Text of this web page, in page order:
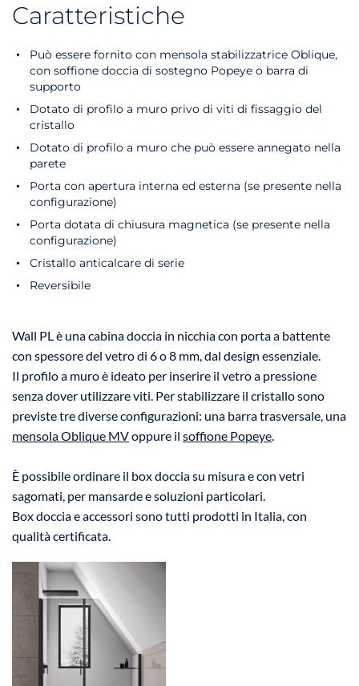
Caratteristiche
Può essere fornito con mensola stabilizzatrice Oblique,
con soffione doccia di sostegno Popeye o barra di
supporto
Dotato di profilo a muro privo di viti di fissaggio del
cristallo
Dotato di profilo a muro che può essere annegato nella
parete
Porta con apertura interna ed esterna (se presente nella
configurazione)
Porta dotata di chiusura magnetica (se presente nella
configurazione)
Cristallo anticalcare di serie
Reversibile
Wall PL è una cabina doccia in nicchia con porta a battente
con spessore del vetro di 6 o 8 mm, dal design essenziale.
Il profilo a muro è ideato per inserire il vetro a pressione
senza dover utilizzare viti. Per stabilizzare il cristallo sono
previste tre diverse configurazioni: una barra trasversale, una
mensola Oblique MVoppure il soffione Popeye.
È possibile ordinare il box doccia su misura e con vetri
sagomati, per mansarde e soluzioni particolari.
Box doccia e accessori sono tutti prodotti in Italia, con
qualità certificata.